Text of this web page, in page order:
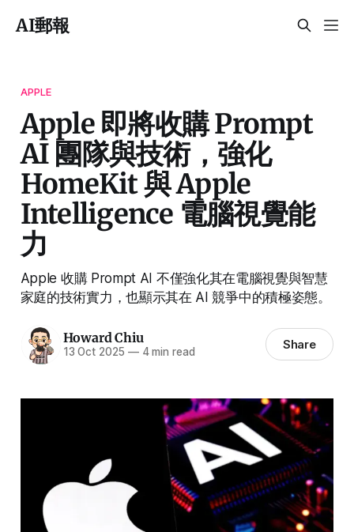
AI郵報
APPLE
Apple 即將收購 Prompt
AI 團隊與技術，強化
HomeKit 與 Apple
Intelligence 電腦視覺能
力
Apple 收購 Prompt AI 不僅強化其在電腦視覺與智慧
家庭的技術實力，也顯示其在 AI 競爭中的積極姿態。
Howard Chiu
13 Oct 2025 —4 min read Share